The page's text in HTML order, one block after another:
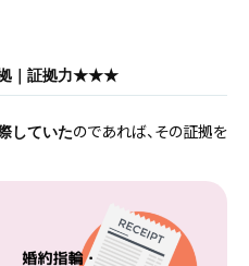
拠｜証拠力★★★
していたのであれば、その証拠を